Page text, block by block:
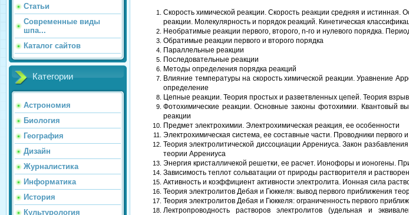
Статьи
Современные виды
шпа...
Каталог сайтов
Категории
Астрономия
Биология
География
Дизайн
Журналистика
Информатика
История
Культурология
Скорость химической реакции. Скорость реакции средняя и истинная.
реакции. Молекулярность и порядок реакций. Кинетическая
Необратимые реакции первого, второго, n-го и нулевого порядка.
Обратимые реакции первого и второго порядка
Параллельные реакции
Последовательные реакции
Методы определения порядка реакций
Влияние температуры на скорость химической реакции. Уравнение
определение
Цепные реакции. Теория простых и разветвленных цепей. Теория
Фотохимические реакции. Основные законы фотохимии. Квантовый
реакции
Предмет электрохимии. Электрохимическая реакция, ее особенности
Электрохимическая система, ее составные части. Проводники первого
Теория электролитической диссоциации Аррениуса. Закон
теории Аррениуса
Энергия кристалличекой решетки, ее расчет. Ионофоры и ионогены.
Зависимость теплот сольватации от природы растворителя и
Активность и коэффициент активности электролита. Ионная сила
Теория электролитов Дебая и Гюккеля: вывод первого приближения
Теория электролитов Дебая и Гюккеля: ограниченность первого
Лектропроводность растворов электролитов (удельная и